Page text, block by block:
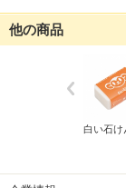
他の商品
白い石け